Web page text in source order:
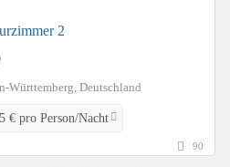
2
Württemberg, Deutschland
€ pro Person/Nacht
90